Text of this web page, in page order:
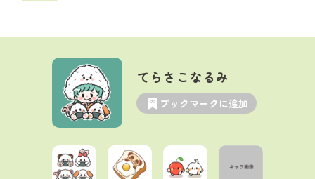
てらさこなるみ
ブックマークに追加